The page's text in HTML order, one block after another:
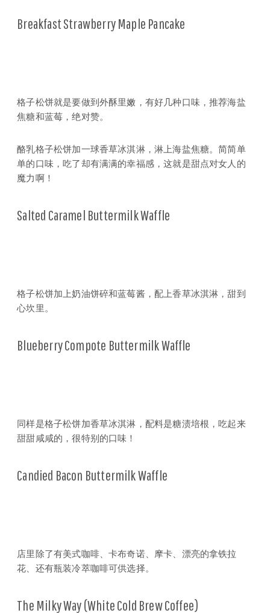
Breakfast Strawberry Maple Pancake
格子松饼就是要做到外酥里嫩，有好几种口味，推荐海盐
焦糖和蓝莓，绝对赞。
酪乳格子松饼加一球香草冰淇淋，淋上海盐焦糖。简简单
单的口味，吃了却有满满的幸福感，这就是甜点对女人的
魔力啊！
Salted Caramel Buttermilk Waffle
格子松饼加上奶油饼碎和蓝莓酱，配上香草冰淇淋，甜到
心坎里。
Blueberry Compote Buttermilk Waffle
同样是格子松饼加香草冰淇淋，配料是糖渍培根，吃起来
甜甜咸咸的，很特别的口味！
Candied Bacon Buttermilk Waffle
店里除了有美式咖啡、卡布奇诺、摩卡、漂亮的拿铁拉
花、还有瓶装冷萃咖啡可供选择。
The Milky Way (White Cold Brew Coffee)